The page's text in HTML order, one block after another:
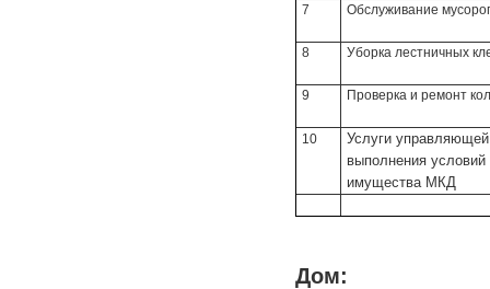
7 Обслуживание
8 Уборка лестничных
9 Проверка и ремонт
10
Услуги
выполнения
имущества МКД
Дом: